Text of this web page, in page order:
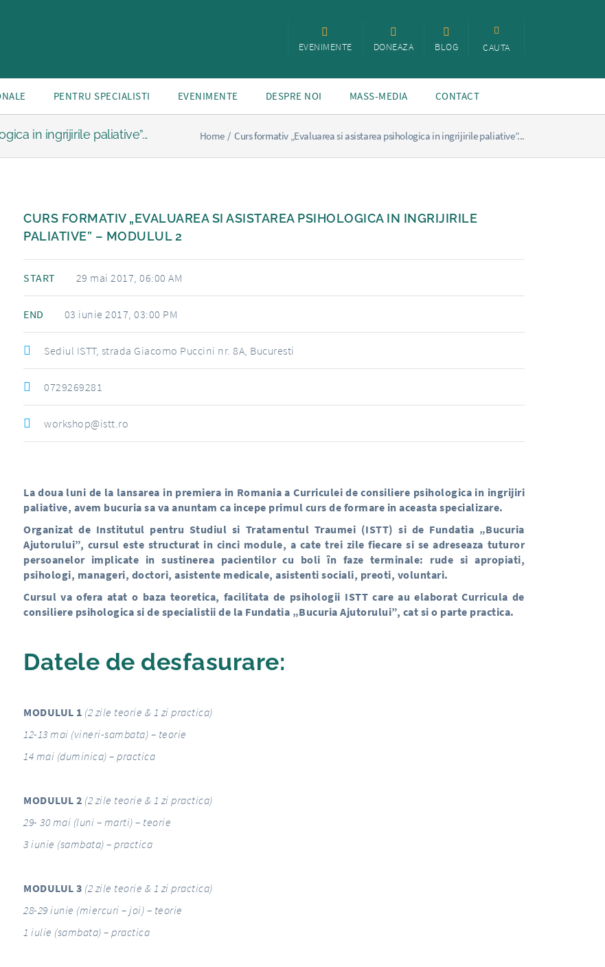
EVENIMENTE DONEAZA BLOG CAUTA
PENTRU SPECIALISTI EVENIMENTE DESPRE NOI MASS-MEDIA CONTACT
in ingrijirile paliative”... Home / Curs formativ „Evaluarea si asistarea psihologica in ingrijirile paliative”...
CURS FORMATIV „EVALUAREA SI ASISTAREA PSIHOLOGICA IN INGRIJIRILE
PALIATIVE” – MODULUL 2
START 29 mai 2017, 06:00 AM
END 03 iunie 2017, 03:00 PM
Sediul ISTT, strada Giacomo Puccini nr. 8A, Bucuresti
0729269281
workshop@istt.ro
La doua luni de la lansarea in premiera in Romania a Curriculei de consiliere psihologica in ingrijiri
paliative, avem bucuria sa va anuntam ca incepe primul curs de formare in aceasta specializare.
Organizat de Institutul pentru Studiul si Tratamentul Traumei (ISTT) si de Fundatia „Bucuria
Ajutorului”, cursul este structurat in cinci module, a cate trei zile fiecare si se adreseaza tuturor
persoanelor implicate in sustinerea pacientilor cu boli în faze terminale: rude si apropiati,
psihologi, manageri, doctori, asistente medicale, asistenti sociali, preoti, voluntari.
Cursul va ofera atat o baza teoretica, facilitata de psihologii ISTT care au elaborat Curricula de
consiliere psihologica si de specialistii de la Fundatia „Bucuria Ajutorului”, cat si o parte practica.
Datele de desfasurare:
MODULUL 1 (2 zile teorie & 1 zi practica)
12-13 mai (vineri-sambata) – teorie
14 mai (duminica) – practica
MODULUL 2 (2 zile teorie & 1 zi practica)
29- 30 mai (luni – marti) – teorie
3 iunie (sambata) – practica
MODULUL 3 (2 zile teorie & 1 zi practica)
28-29 iunie (miercuri – joi) – teorie
1 iulie (sambata) – practica